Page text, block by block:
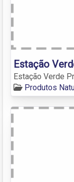
Estação
Estação Verde
Produtos